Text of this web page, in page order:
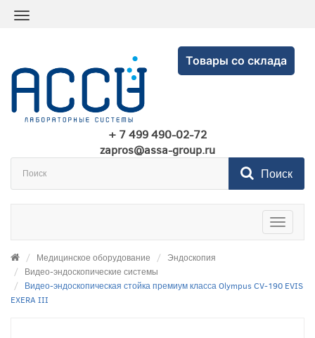
Товары со склада
+ 7 499 490-02-72
zapros@assa-group.ru
Поиск
Toggle
Медицинское оборудование
Эндоскопия
Видео-эндоскопические системы
Видео-эндоскопическая стойка премиум класса Olympus CV-190 EVIS
EXERA III